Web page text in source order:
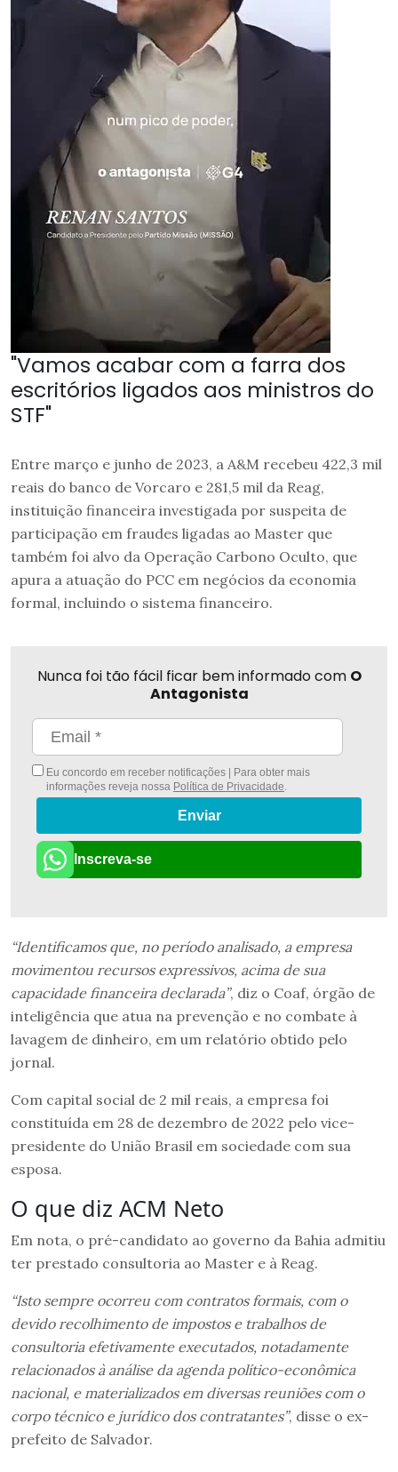
"Vamos acabar com a farra dos
escritórios ligados aos ministros do
STF"
Entre março e junho de 2023, a A&M recebeu 422,3 mil
reais do banco de Vorcaro e 281,5 mil da Reag,
instituição financeira investigada por suspeita de
participação em fraudes ligadas ao Master que
também foi alvo da Operação Carbono Oculto, que
apura a atuação do PCC em negócios da economia
formal, incluindo o sistema financeiro.
Nunca foi tão fácil ficar bem informado com O
Antagonista
Eu concordo em receber notificações | Para obter mais
informações reveja nossa Política de Privacidade.
Enviar
Inscreva-se
“Identificamos que, no período analisado, a empresa
movimentou recursos expressivos, acima de sua
capacidade financeira declarada”, diz o Coaf, órgão de
inteligência que atua na prevenção e no combate à
lavagem de dinheiro, em um relatório obtido pelo
jornal.
Com capital social de 2 mil reais, a empresa foi
constituída em 28 de dezembro de 2022 pelo vice-
presidente do União Brasil em sociedade com sua
esposa.
O que diz ACM Neto
Em nota, o pré-candidato ao governo da Bahia admitiu
ter prestado consultoria ao Master e à Reag.
“Isto sempre ocorreu com contratos formais, com o
devido recolhimento de impostos e trabalhos de
consultoria efetivamente executados, notadamente
relacionados à análise da agenda político-econômica
nacional, e materializados em diversas reuniões com o
corpo técnico e jurídico dos contratantes”, disse o ex-
prefeito de Salvador.